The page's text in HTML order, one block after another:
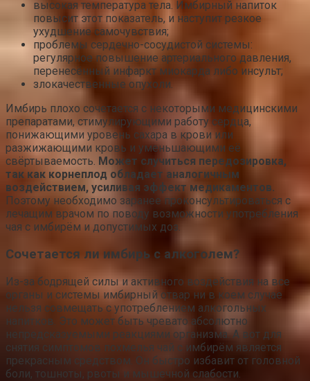
высокая температура тела. Имбирный напиток
повысит этот показатель, и наступит резкое
ухудшение самочувствия;
проблемы сердечно-сосудистой системы:
регулярное повышение артериального давления,
перенесённый инфаркт миокарда либо инсульт;
злокачественные опухоли.
Имбирь плохо сочетается с некоторыми медицинскими
препаратами, стимулирующими работу сердца,
понижающими уровень сахара в крови или
разжижающими кровь и уменьшающими её
свёртываемость. Может случиться передозировка,
так как корнеплод обладает аналогичным
воздействием, усиливая эффект медикаментов.
Поэтому необходимо заранее проконсультироваться с
лечащим врачом по поводу возможности употребления
чая с имбирём и допустимых доз.
Сочетается ли имбирь с алкоголем?
Из-за бодрящей силы и активного воздействия на все
органы и системы имбирный отвар ни в коем случае
нельзя совмещать с употреблением алкогольных
напитков. Это может быть чревато абсолютно
непредсказуемыми реакциями организма. А вот для
снятия симптомов похмелья чай с имбирём является
прекрасным средством. Он быстро избавит от головной
боли, тошноты, рвоты и мышечной слабости.